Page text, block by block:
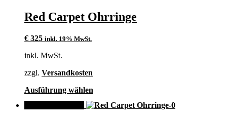
mehrere
Varianten
gewählt
werden
Red Carpet Ohrringe
€ 325 inkl. 19% MwSt.
inkl. MwSt.
zzgl. Versandkosten
Ausführung wählen
weist